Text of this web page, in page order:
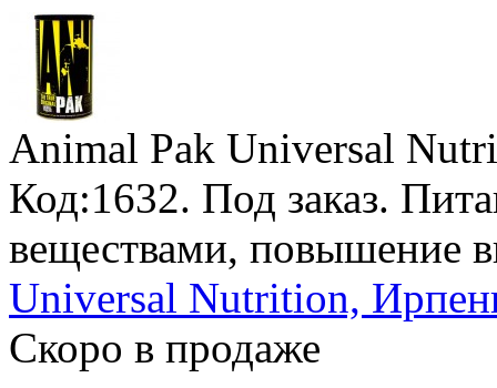
Animal Pak Universal
Код:1632. Под заказ.
веществами, повышение
Universal Nutrition,
Скоро в продаже